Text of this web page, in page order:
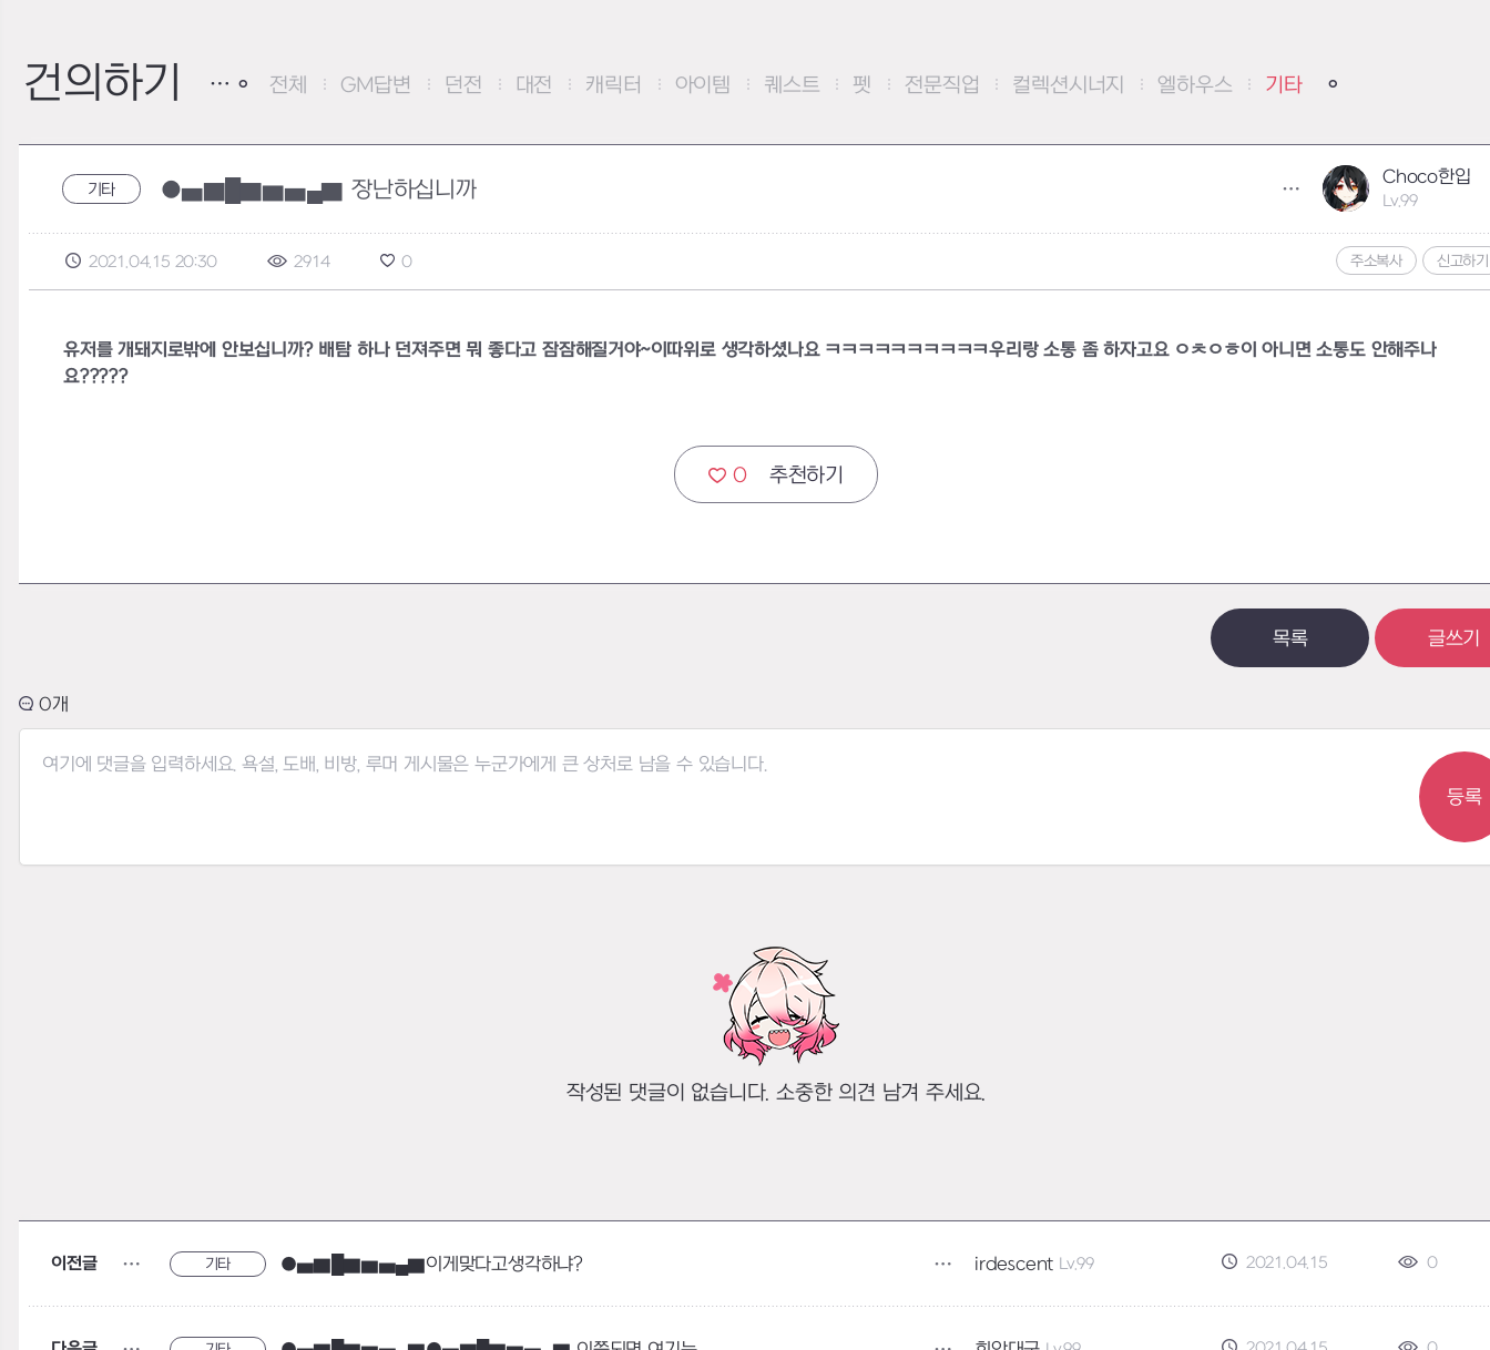
건의하기 전체 GM답변 던전 대전 캐릭터 아이템 퀘스트 펫 전문직업 컬렉션시너지 엘하우스 기타
기타 ●▅▇█▇▆▅▄▇ 장난하십니까 Choco한입
Lv.99
2021.04.15 20:30 2914 0 주소복사 신고하기
유저를 개돼지로밖에 안보십니까? 배탐 하나 던져주면 뭐 좋다고 잠잠해질거야~이따위로 생각하셨나요 ㅋㅋㅋㅋㅋㅋㅋㅋㅋㅋ우리랑 소통 좀 하자고요 ㅇㅊㅇㅎ이 아니면 소통도 안해주나
요?????
0 추천하기
목록 글쓰기
0
등록
작성된 댓글이 없습니다. 소중한 의견 남겨 주세요.
이전글 기타 ●▅▇█▇▆▅▄▇이게맞다고생각하냐? irdescent Lv.99 2021.04.15 0